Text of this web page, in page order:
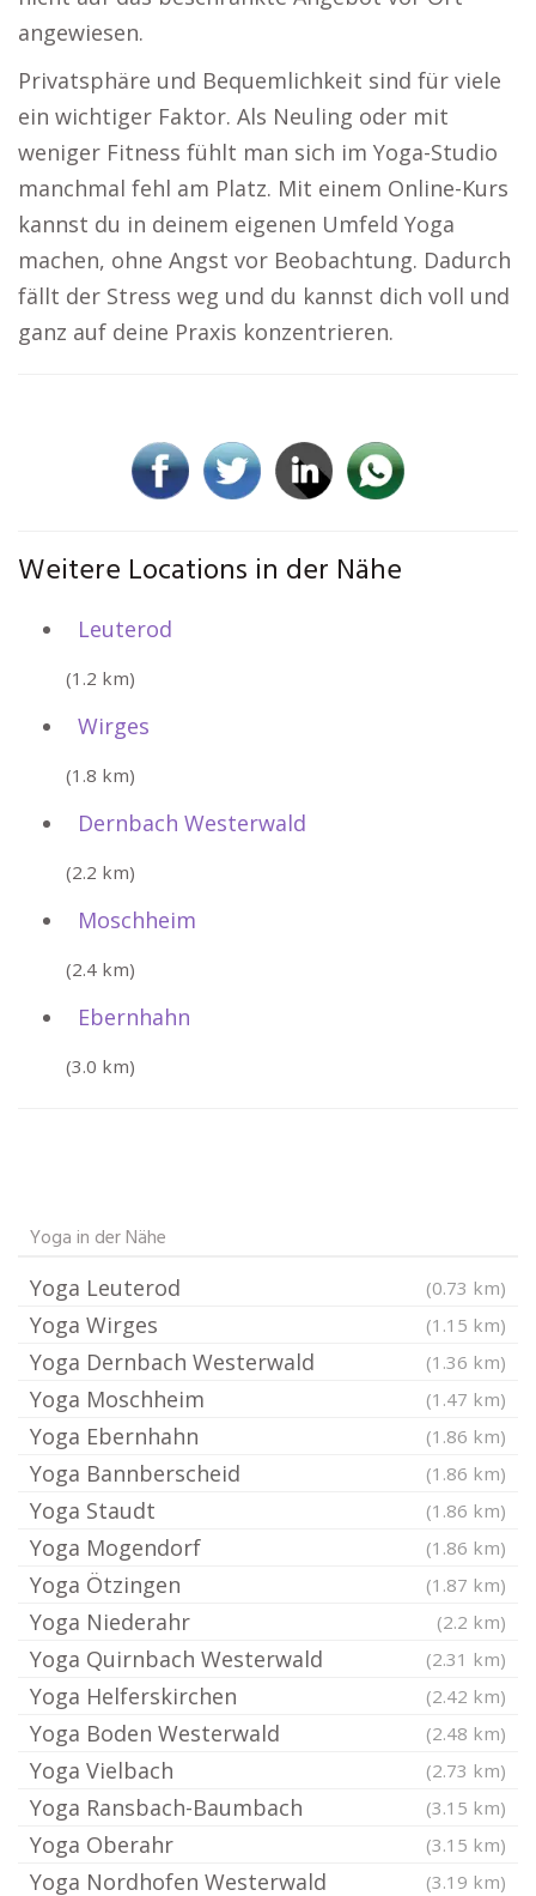
angewiesen.
Privatsphäre und Bequemlichkeit sind für viele
ein wichtiger Faktor. Als Neuling oder mit
weniger Fitness fühlt man sich im Yoga-Studio
manchmal fehl am Platz. Mit einem Online-Kurs
kannst du in deinem eigenen Umfeld Yoga
machen, ohne Angst vor Beobachtung. Dadurch
fällt der Stress weg und du kannst dich voll und
ganz auf deine Praxis konzentrieren.
Weitere Locations in der Nähe
Leuterod
(1.2 km)
Wirges
(1.8 km)
Dernbach Westerwald
(2.2 km)
Moschheim
(2.4 km)
Ebernhahn
(3.0 km)
Yoga in der Nähe
Yoga Leuterod (0.73 km)
Yoga Wirges (1.15 km)
Yoga Dernbach Westerwald (1.36 km)
Yoga Moschheim (1.47 km)
Yoga Ebernhahn (1.86 km)
Yoga Bannberscheid (1.86 km)
Yoga Staudt (1.86 km)
Yoga Mogendorf (1.86 km)
Yoga Ötzingen (1.87 km)
Yoga Niederahr (2.2 km)
Yoga Quirnbach Westerwald (2.31 km)
Yoga Helferskirchen (2.42 km)
Yoga Boden Westerwald (2.48 km)
Yoga Vielbach (2.73 km)
Yoga Ransbach-Baumbach (3.15 km)
Yoga Oberahr (3.15 km)
Yoga Nordhofen Westerwald (3.19 km)